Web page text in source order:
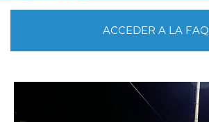
ACCEDER A LA FAQ